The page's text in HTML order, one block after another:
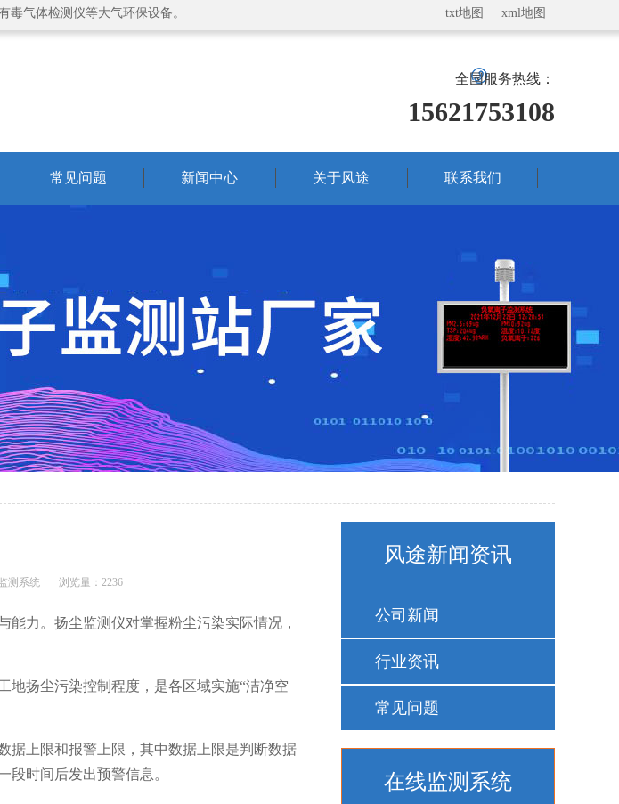
毒气体检测仪等大气环保设备。 txt地图 xml地图
全国服务热线：
15621753108
常见问题 新闻中心 关于风途 联系我们
测系统 浏览量：2236
力。扬尘监测仪对掌握粉尘污染实际情况，
地扬尘污染控制程度，是各区域实施“洁净空
据上限和报警上限，其中数据上限是判断数据
时间后发出预警信息。
风途新闻资讯
公司新闻
行业资讯
常见问题
在线监测系统